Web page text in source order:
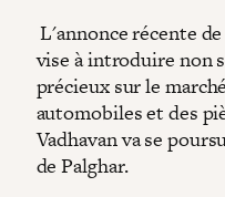
L'annonce récente
vise à introduire non
précieux sur le
automobiles et des
Vadhavan va se
de Palghar.